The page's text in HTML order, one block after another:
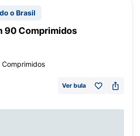
o Brasil
90 Comprimidos
Ver bula